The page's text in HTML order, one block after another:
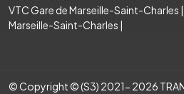
VTC Gare de Marseille-Saint-Charles |
Marseille-Saint-Charles |
© Copyright © (S3) 2021- 2026